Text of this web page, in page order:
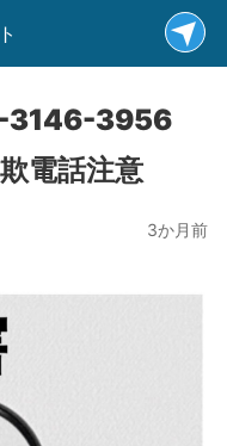
3956
電話注意
3か月前